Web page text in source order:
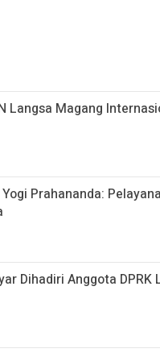
Langsa Magang
Prahananda:
Dihadiri Anggota DPRK